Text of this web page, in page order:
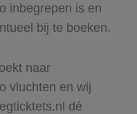
inbegrepen is en
bij te boeken.
naar
vluchten en wij
dé